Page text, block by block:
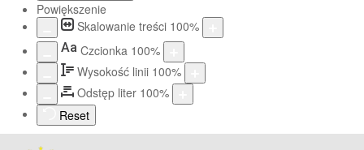
Powiększenie
Skalowanie treści 100%
Aa Czcionka 100%
Wysokość linii 100%
Odstęp liter 100%
Reset